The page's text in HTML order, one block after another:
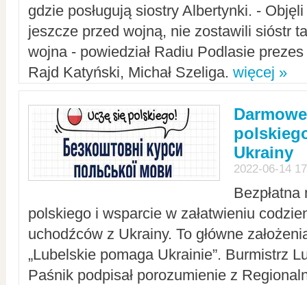
gdzie posługują siostry Albertynki. -
jeszcze przed wojną, nie zostawili sióstr
wojna - powiedział Radiu Podlasie
Rajd Katyński, Michał Szeliga. więcej »
Ukrainy
2022-06-14
polskiego i wsparcie w załatwieniu
uchodźców z Ukrainy. To główne
„Lubelskie pomaga Ukrainie”. Burmistrz
Paśnik podpisał porozumienie z